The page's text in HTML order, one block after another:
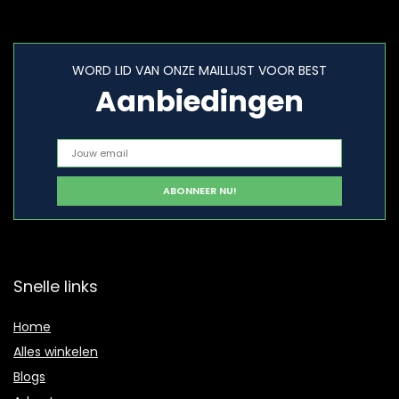
WORD LID VAN ONZE MAILLIJST VOOR BEST
Aanbiedingen
Snelle links
Home
Alles winkelen
Blogs